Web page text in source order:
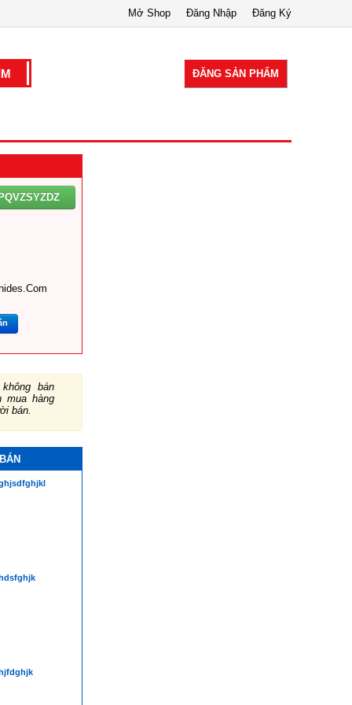
Đăng Ký
Đăng Nhập
Mở Shop
ĐĂNG SẢN PHẨM
không bán
mua hàng
bán.